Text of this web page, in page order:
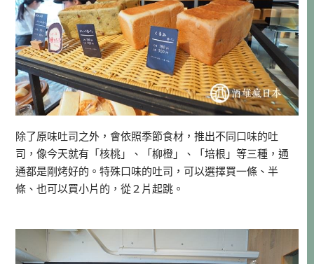
除了原味吐司之外，會依照季節食材，推出不同口味的吐
司，像今天就有「核桃」、「柳橙」、「培根」等三種，通
通都是剛烤好的。特殊口味的吐司，可以選擇買一條、半
條、也可以買小片的，從２片起跳。